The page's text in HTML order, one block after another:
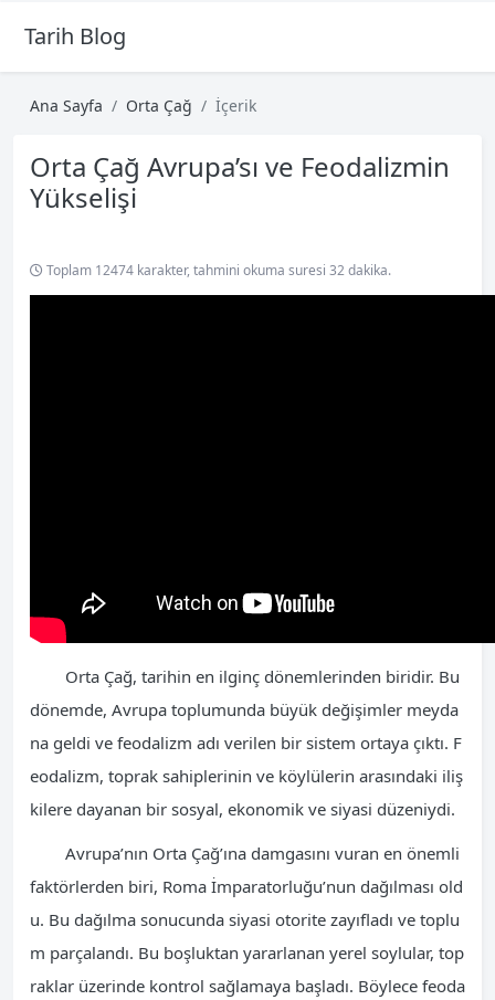
Tarih Blog
Ana Sayfa Orta Çağ İçerik
Orta Çağ Avrupa’sı ve Feodalizmin
Yükselişi
Toplam 12474 karakter, tahmini okuma suresi 32 dakika.
Orta Çağ, tarihin en ilginç dönemlerinden biridir. Bu
dönemde, Avrupa toplumunda büyük değişimler meyda
na geldi ve feodalizm adı verilen bir sistem ortaya çıktı. F
eodalizm, toprak sahiplerinin ve köylülerin arasındaki iliş
kilere dayanan bir sosyal, ekonomik ve siyasi düzeniydi.
Avrupa’nın Orta Çağ’ına damgasını vuran en önemli
faktörlerden biri, Roma İmparatorluğu’nun dağılması old
u. Bu dağılma sonucunda siyasi otorite zayıfladı ve toplu
m parçalandı. Bu boşluktan yararlanan yerel soylular, top
raklar üzerinde kontrol sağlamaya başladı. Böylece feoda